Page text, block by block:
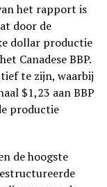
het rapport is
door de
dollar productie
Canadese BBP.
te zijn, waarbij
$1,23 aan BBP
productie
de hoogste